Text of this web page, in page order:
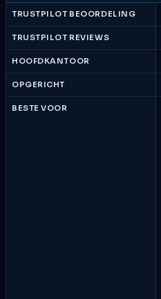
Global
Augustus
2026
TRUSTPILOT BEOORDELING
TRUSTPILOT REVIEWS
HOOFDKANTOOR
OPGERICHT
BESTE VOOR